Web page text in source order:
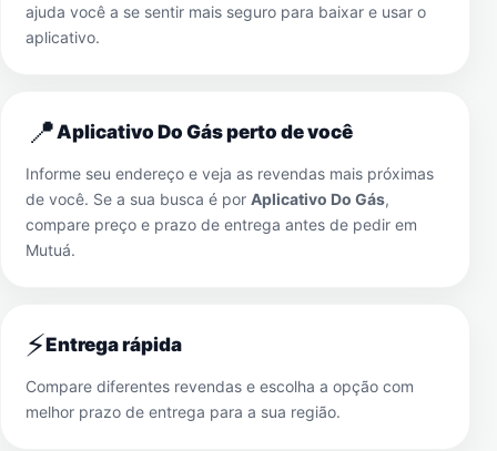
ajuda você a se sentir mais seguro para baixar e usar o
aplicativo.
📍Aplicativo Do Gás perto de você
Informe seu endereço e veja as revendas mais próximas
de você. Se a sua busca é por Aplicativo Do Gás,
compare preço e prazo de entrega antes de pedir em
Mutuá.
⚡Entrega rápida
Compare diferentes revendas e escolha a opção com
melhor prazo de entrega para a sua região.